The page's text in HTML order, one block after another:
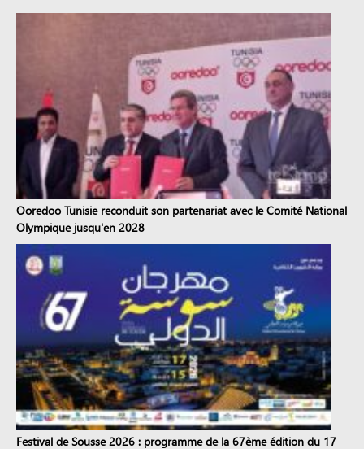
Ooredoo Tunisie reconduit son partenariat avec le Comité National
Olympique jusqu'en 2028
Festival de Sousse 2026 : programme de la 67ème édition du 17